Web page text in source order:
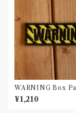
WARNING Box
ッペン カー パッチ
¥1,210